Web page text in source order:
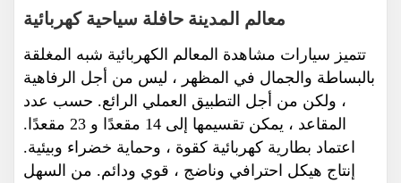
معالم المدينة حافلة سياحية كهربائية
تتميز سيارات مشاهدة المعالم الكهربائية شبه المغلقة
بالبساطة والجمال في المظهر ، ليس من أجل الرفاهية
، ولكن من أجل التطبيق العملي الرائع. حسب عدد
المقاعد ، يمكن تقسيمها إلى 14 مقعدًا و 23 مقعدًا.
اعتماد بطارية كهربائية كقوة ، وحماية خضراء وبيئية.
إنتاج هيكل احترافي وناضج ، قوي ودائم. من السهل